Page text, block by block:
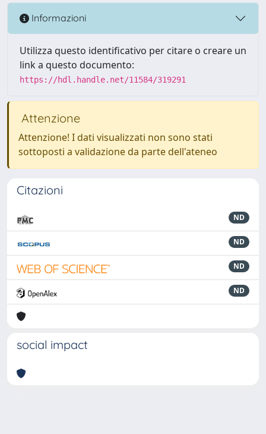
Informazioni
Utilizza questo identificativo per citare o creare un
link a questo documento:
https://hdl.handle.net/11584/319291
Attenzione
Attenzione! I dati visualizzati non sono stati
sottoposti a validazione da parte dell'ateneo
Citazioni
ND
ND
ND
ND
social impact